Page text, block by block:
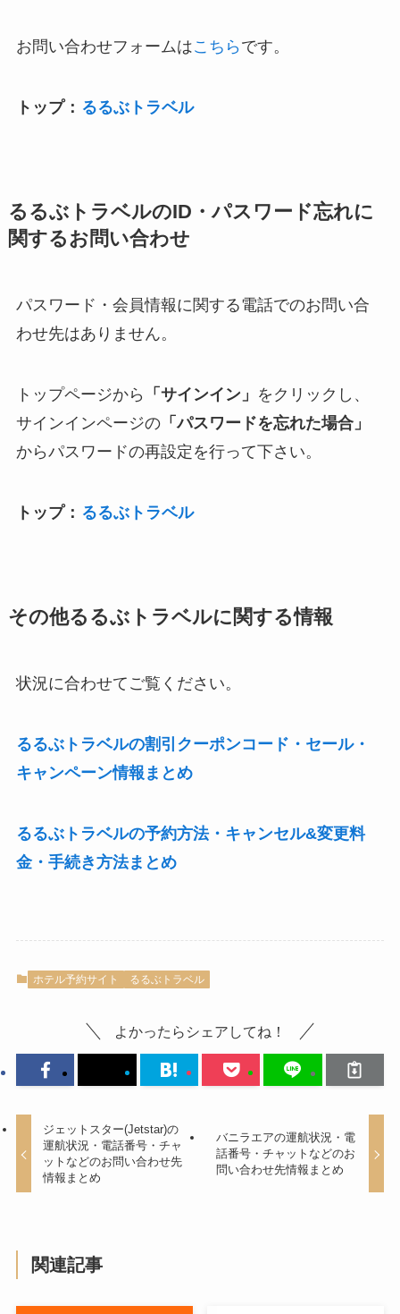
お問い合わせフォームはこちら です。
トップ： るるぶトラベル
るるぶトラベルのID・パスワード忘れに
関するお問い合わせ
パスワード・会員情報に関する電話でのお問い合
わせ先はありません。
トップページから 「サインイン」 をクリックし、
サインインページの「パスワードを忘れた場合」
からパスワードの再設定を行って下さい。
トップ： るるぶトラベル
その他るるぶトラベルに関する情報
状況に合わせてご覧ください。
るるぶトラベルの割引クーポンコード・セール・
キャンペーン情報まとめ
るるぶトラベルの予約方法・キャンセル&変更料
金・手続き方法まとめ
ホテル予約サイト るるぶトラベル
よかったらシェアしてね！
ジェットスター(Jetstar)の
運航状況・電話番号・チャ
ットなどのお問い合わせ先
情報まとめ
バニラエアの運航状況・電
話番号・チャットなどのお
問い合わせ先情報まとめ
関連記事